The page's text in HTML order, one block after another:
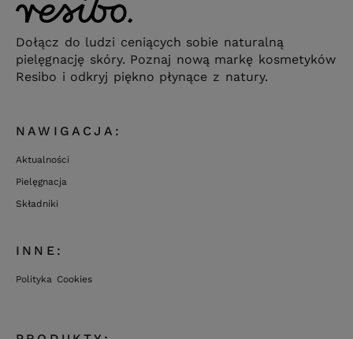
Dołącz do ludzi ceniących sobie naturalną
pielęgnację skóry. Poznaj nową markę kosmetyków
Resibo i odkryj piękno płynące z natury.
NAWIGACJA:
Aktualności
Pielęgnacja
Składniki
INNE:
Polityka Cookies